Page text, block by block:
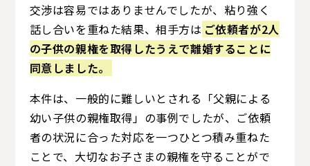
交渉は容易ではありませんでしたが、粘り強く
話し合いを重ねた結果、相手方は ご依頼者が2人
の子供の親権を取得したうえで離婚することに
同意しました。
本件は、一般的に難しいとされる「父親による
幼い子供の親権取得」の事例でしたが、ご依頼
者の状況に合った対応を一つひとつ積み重ねた
ことで、大切なお子さまの親権を守ることがで